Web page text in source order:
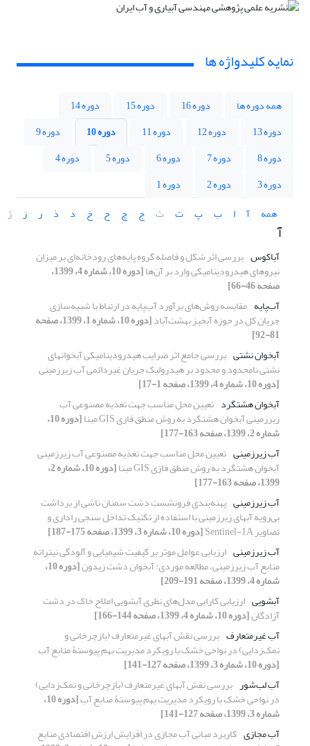
نمایه کلیدواژه ها
همه دوره ها دوره 16 دوره 15
دوره 14
دوره 13
دوره 12 دوره 11 دوره 10
دوره 9
دوره 8
دوره 7 دوره 6 دوره 5
دوره 4
دوره 3
دوره 2
دوره 1
همه
آ ا ب پ ت ث ج چ ح خ د ذ ر ز ژ
آ
آباکوس بررسی اثر شکل و فاصله گروه پایه‌های رودخانه‌ای بر میزان
نیروهای هیدرودینامیکی وارد بر آن‌ها [دوره 10، شماره 4، 1399،
صفحه 46-66]
آب‌پایه مقایسه روش‌های برآورد آب‌پایه در ارتباط با شبیه‌سازی
جریان کل در حوزه آبخیز بهشت‌آباد [دوره 10، شماره 1، 1399، صفحه
81-92]
آبخوان نشتی بررسی جامع اثر ضرایب هیدرودینامیکی آبخوانهای
نشتی نامحدود و محدود بر هیدرولیک جریان غیردائمی آب زیرزمینی
[دوره 10، شماره 4، 1399، صفحه 1-17]
آبخوان هشتگرد تعیین محل مناسب جهت تغذیه مصنوعی آب
زیرزمینی آبخوان هشتگرد به روش منطق فازی GIS مبنا [دوره 10،
شماره 2، 1399، صفحه 163-177]
آب زیرزمینی تعیین محل مناسب جهت تغذیه مصنوعی آب زیرزمینی
آبخوان هشتگرد به روش منطق فازی GIS مبنا [دوره 10، شماره 2،
1399، صفحه 163-177]
آب زیرزمینی پهنه‌بندی فرونشست دشت سمنان ناشی از برداشت
بی‌رویه آبهای زیرزمینی با استفاده از تکنیک تداخل سنجی راداری و
تصاویر Sentinel-1A
[دوره 10، شماره 3، 1399، صفحه 175-187]
آب زیرزمینی ارزیابی عوامل موثر بر کیفیت شیمیایی و آلودگی نیتراته
منابع آب زیرزمینی، مطالعه موردی: آبخوان دشت زیدون [دوره 10،
شماره 4، 1399، صفحه 191-209]
آبشویی ارزیابی کارایی مدل‌های نظری آبشویی املاح خاک در دشت
آزادگان[دوره 10، شماره 4، 1399، صفحه 144-166]
آب غیرمتعارف بررسی نقش آبهای غیرمتعارف (بازچرخانی و
نمک‌زدایی) در نواحی خشک با رویکرد مدیریت‌ بهم‌ پیوستۀ منابع آب
[دوره 10، شماره 3، 1399، صفحه 127-141]
آب لب‌شور بررسی نقش آبهای غیرمتعارف (بازچرخانی و نمک‌زدایی)
در نواحی خشک با رویکرد مدیریت‌ بهم‌ پیوستۀ منابع آب [دوره 10،
شماره 3، 1399، صفحه 127-141]
آب مجازی کاربرد مبانی آب مجازی در افزایش ارزش اقتصادی منابع